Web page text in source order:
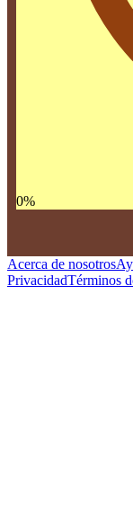
0%
Acerca de nosotros
PrivacidadTérminos